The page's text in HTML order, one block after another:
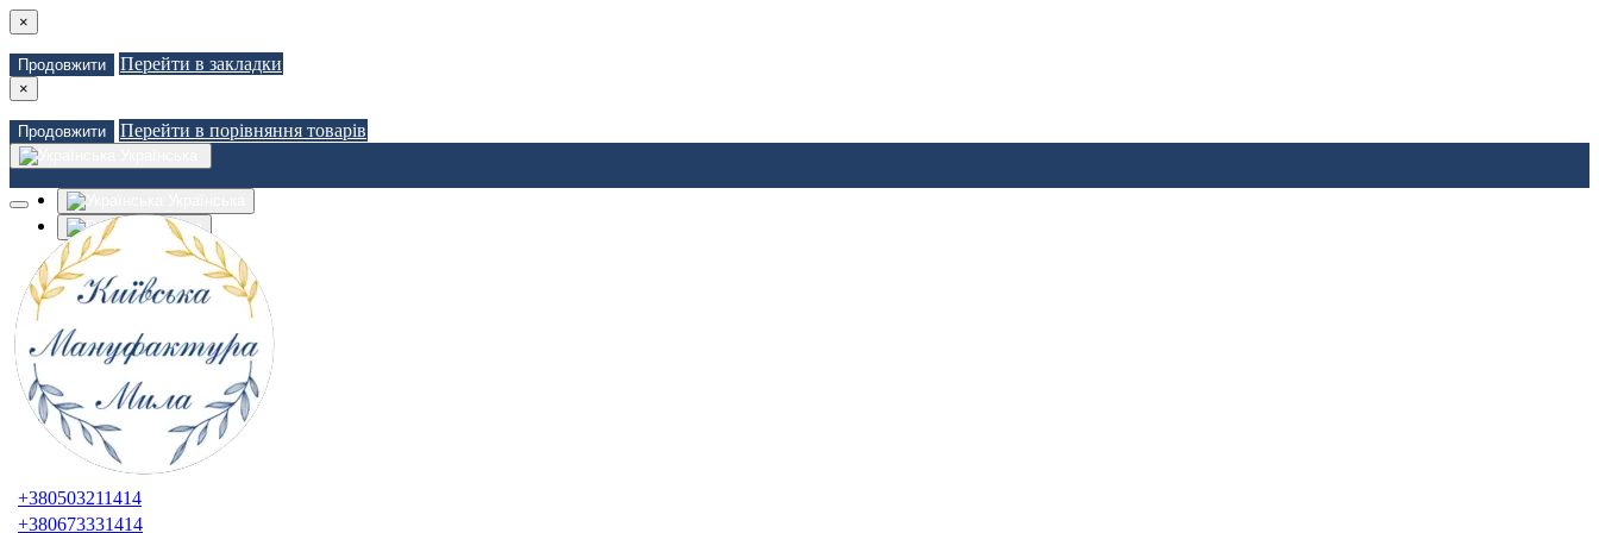
×
Продовжити Перейти в закладки
×
Продовжити Перейти в порівняння товарів
Russian
Закладки (0)
Порівняння товарів (0)
Зв'язатися з нами
Авторизація
Реєстрація
+380503211414
+380673331414